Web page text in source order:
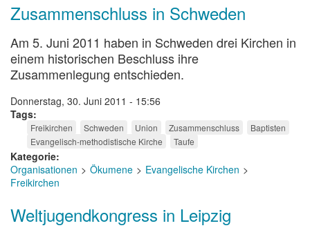
Zusammenschluss in Schweden
Am 5. Juni 2011 haben in Schweden drei Kirchen in
einem historischen Beschluss ihre
Zusammenlegung entschieden.
Donnerstag, 30. Juni 2011 - 15:56
Tags
Freikirchen Schweden Union Zusammenschluss
Baptisten
Evangelisch-methodistische Kirche
Taufe
Kategorie
Organisationen
Ökumene
Evangelische Kirchen
Freikirchen
Weltjugendkongress in Leipzig